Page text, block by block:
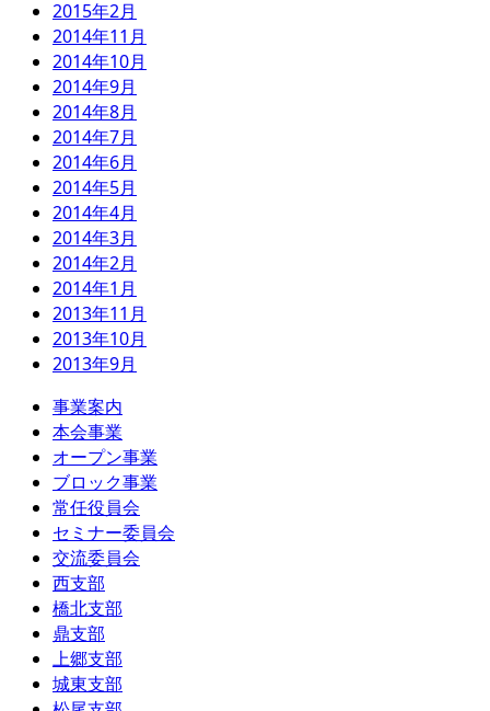
2015年2月
2014年11月
2014年10月
2014年9月
2014年8月
2014年7月
2014年6月
2014年5月
2014年4月
2014年3月
2014年2月
2014年1月
2013年11月
2013年10月
2013年9月
事業案内
本会事業
オープン事業
ブロック事業
常任役員会
セミナー委員会
交流委員会
西支部
橋北支部
鼎支部
上郷支部
城東支部